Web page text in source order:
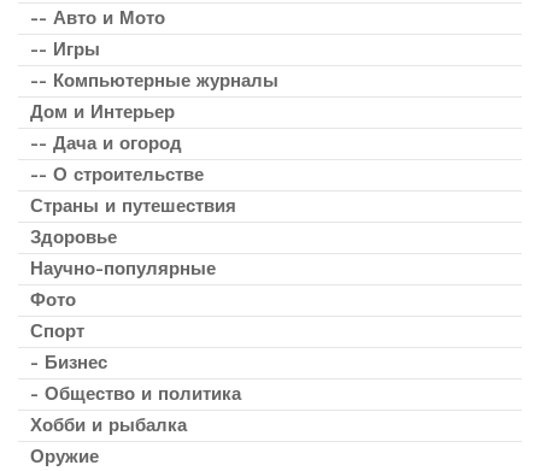
-- Авто и Мото
-- Игры
-- Компьютерные журналы
Дом и Интерьер
-- Дача и огород
-- О строительстве
Страны и путешествия
Здоровье
Научно-популярные
Фото
Спорт
- Бизнес
- Общество и политика
Хобби и рыбалка
Оружие